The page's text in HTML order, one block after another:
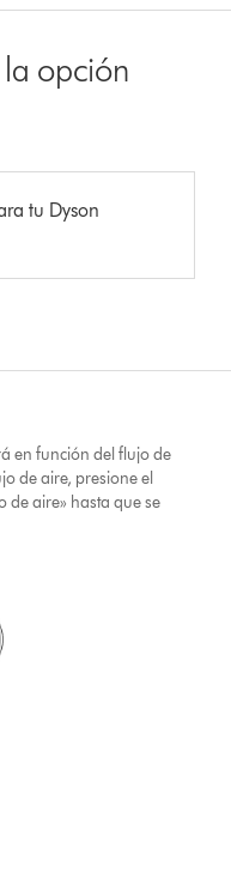
opción
tu Dyson
en función del flujo de
de aire, presione el
de aire» hasta que se